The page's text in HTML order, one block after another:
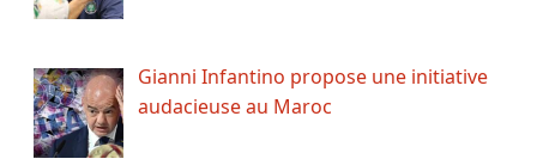
Gianni Infantino propose une initiative
audacieuse au Maroc